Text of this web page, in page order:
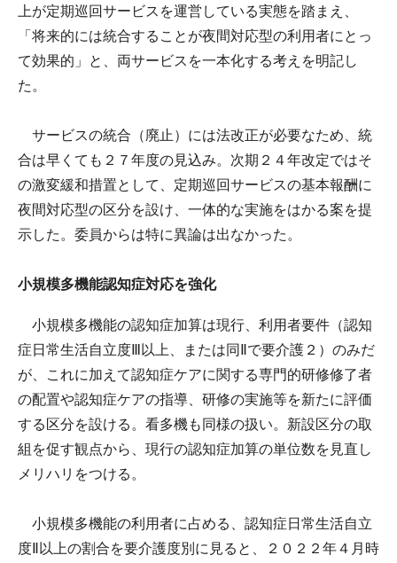
上が定期巡回サービスを運営している実態を踏まえ、
「将来的には統合することが夜間対応型の利用者にとっ
て効果的」と、両サービスを一本化する考えを明記し
た。
サービスの統合（廃止）には法改正が必要なため、統
合は早くても２７年度の見込み。次期２４年改定ではそ
の激変緩和措置として、定期巡回サービスの基本報酬に
夜間対応型の区分を設け、一体的な実施をはかる案を提
示した。委員からは特に異論は出なかった。
小規模多機能認知症対応を強化
小規模多機能の認知症加算は現行、利用者要件（認知
症日常生活自立度Ⅲ以上、または同Ⅱで要介護２）のみだ
が、これに加えて認知症ケアに関する専門的研修修了者
の配置や認知症ケアの指導、研修の実施等を新たに評価
する区分を設ける。看多機も同様の扱い。新設区分の取
組を促す観点から、現行の認知症加算の単位数を見直し
メリハリをつける。
小規模多機能の利用者に占める、認知症日常生活自立
度Ⅱ以上の割合を要介護度別に見ると、２０２２年４月時